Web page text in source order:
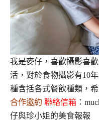
我是麥仔，喜歡攝影喜
活，對於食物攝影有10
種含括各式餐飲種類，
合作邀約 聯絡信箱 ：
仔與珍小姐的美食報報